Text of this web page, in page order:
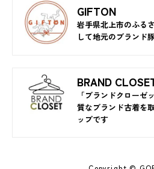
GIFTON
岩手県北上市のふる
して地元のブランド
BRAND
「ブランドクローゼ
質なブランド古着を
ップです